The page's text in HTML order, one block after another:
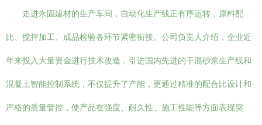
走进永固建材的生产车间，自动化生产线正有序运转，原料配
比、搅拌加工、成品检验各环节紧密衔接。公司负责人介绍，企业近
年来投入大量资金进行技术改造，引进国内先进的干混砂浆生产线和
混凝土智能控制系统，不仅提升了产能，更通过精准的配合比设计和
严格的质量管控，使产品在强度、耐久性、施工性能等方面表现突